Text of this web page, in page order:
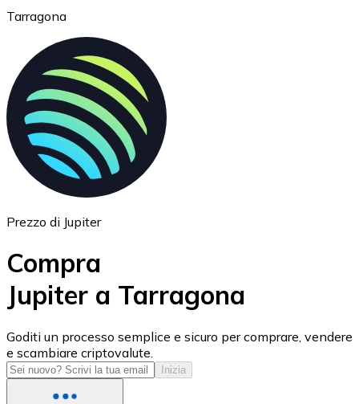
Ethereum
ETH
USD Coin
USDC
Tarragona
Prezzo di Jupiter
Compra
Jupiter a Tarragona
Goditi un processo semplice e sicuro per comprare, vendere
e scambiare criptovalute.
Inizia